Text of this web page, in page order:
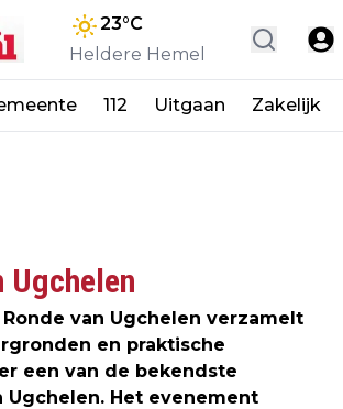
23°C
Heldere Hemel
112 Uitgaan Zakelijk
Ugchelen
van Ugchelen verzamelt
en praktische
een van de bekendste
Ugchelen. Het evenement